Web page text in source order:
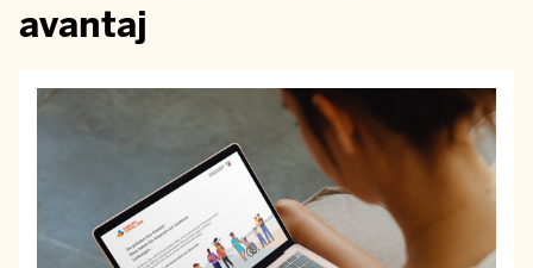
avantaj